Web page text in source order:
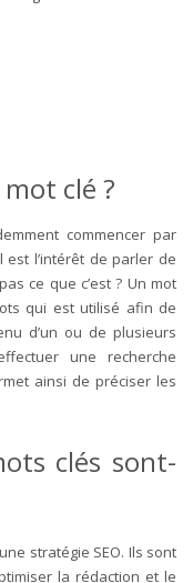
mot clé ?
commencer par
est l’intérêt de parler de
ce que c’est ? Un mot
qui est utilisé afin de
d’un ou de plusieurs
une recherche
ainsi de préciser les
clés sont-
stratégie SEO. Ils sont
la rédaction et le